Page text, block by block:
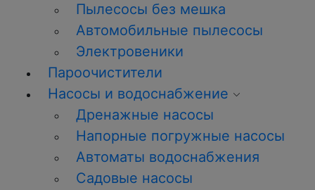
Пылесосы без мешка
Автомобильные пылесосы
Электровеники
Пароочистители
Насосы и водоснабжение
Дренажные насосы
Напорные погружные насосы
Автоматы водоснабжения
Садовые насосы